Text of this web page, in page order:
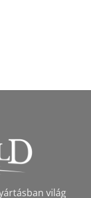
világ